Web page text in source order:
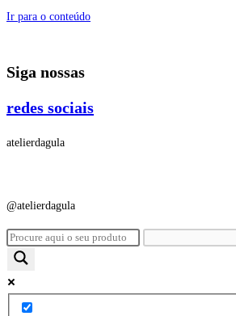
Ir para o conteúdo
Siga nossas
redes sociais
atelierdagula
@atelierdagula